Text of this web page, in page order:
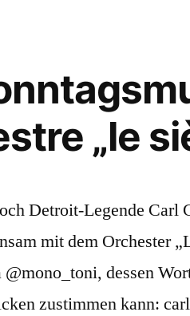
„le
Detroit-Legende Carl
mit dem Orchester
dessen
zustimmen kann: